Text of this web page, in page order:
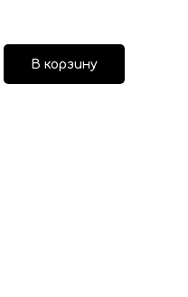
В корзину